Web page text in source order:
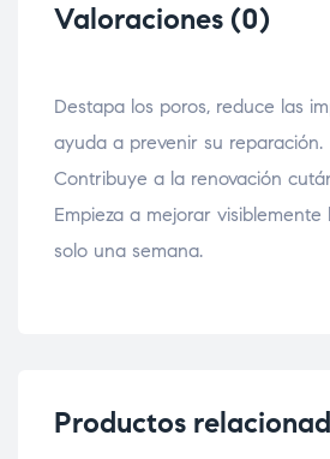
Valoraciones (0)
Destapa los poros, reduce las
ayuda a prevenir su reparación.
Contribuye a la renovación
Empieza a mejorar
solo una semana.
Productos